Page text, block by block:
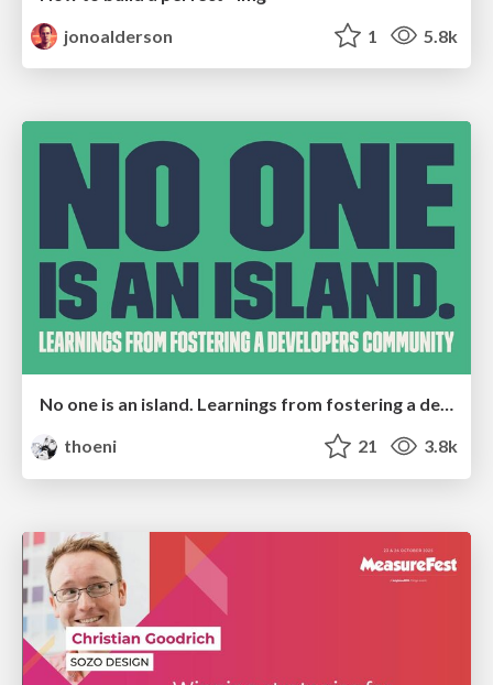
jonoalderson
1 5.8k
No one is an island. Learnings from fostering a developers community.
thoeni
21 3.8k